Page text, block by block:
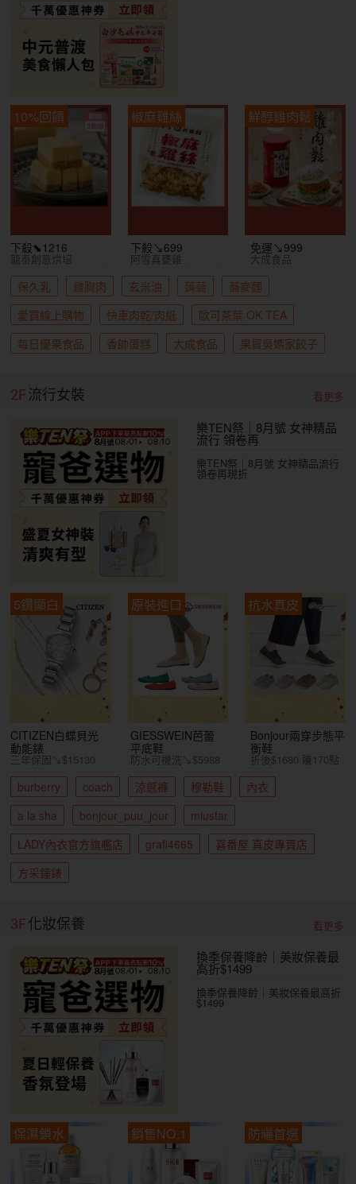
10%回饋
下殺⬊1216
龍泰創意烘培
椒麻雞絲
下殺↘699
阿雪真甕雞
鮮醇雞肉鬆
免運↘999
大成食品
保久乳 雞胸肉 玄米油 蒟蒻
蕎麥麵
愛買線上購物
快車肉乾/肉紙
歐可茶葉 OK TEA
每日優果食品
香帥蛋糕 大成食品 果貿吳媽家餃子
2F流行女裝 看更多
樂TEN祭｜8月號 女神精品
流行 領卷再
樂TEN祭｜8月號 女神精品流行
領卷再現折
5鑽顯白
CITIZEN白蝶貝光
動能錶
三年保固↘$15130
原裝進口
GIESSWEIN芭蕾
平底鞋
防水可機洗↘$5988
抗水真皮
Bonjour兩穿步態平
衡鞋
折後$1680 賺170點
burberry coach 涼感褲 穆勒鞋
內衣
a la sha
bonjour_puu_jour
miustar
LADY內衣官方旗艦店
grafi4665
喜番屋 真皮專賣店
方采鐘錶
3F化妝保養 看更多
換季保養降齡｜美妝保養最
高折$1499
換季保養降齡｜美妝保養最高折
$1499
保濕鎖水 銷售NO.1 防曬首選